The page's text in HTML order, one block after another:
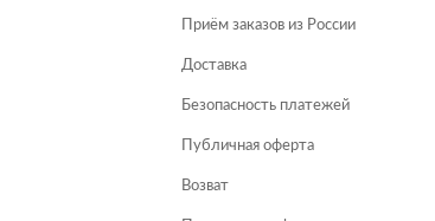
Приём заказов из России
Доставка
Безопасность платежей
Публичная оферта
Возват